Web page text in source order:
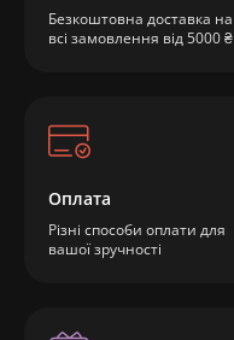
Безкоштовна доставка на
всі замовлення від 5000 ₴
Оплата
Різні способи оплати для
вашої зручності